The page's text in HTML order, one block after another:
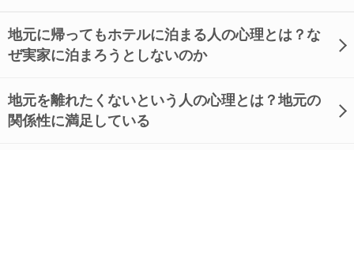
地元に帰ってもホテルに泊まる人の心理とは？な
ぜ実家に泊まろうとしないのか
地元を離れたくないという人の心理とは？地元の
関係性に満足している